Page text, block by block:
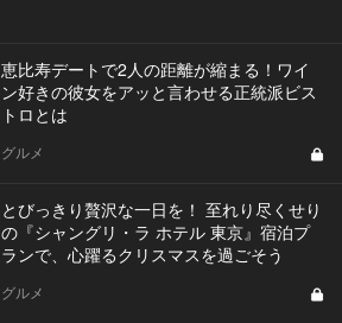
恵比寿デートで2人の距離が縮まる！ワイ
ン好きの彼女をアッと言わせる正統派ビス
トロとは
グルメ
とびっきり贅沢な一日を！ 至れり尽くせり
の『シャングリ・ラ ホテル 東京』宿泊プ
ランで、心躍るクリスマスを過ごそう
グルメ